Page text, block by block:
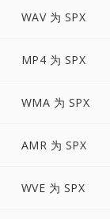
WAV 为 SPX
MP4 为 SPX
WMA 为 SPX
AMR 为 SPX
WVE 为 SPX